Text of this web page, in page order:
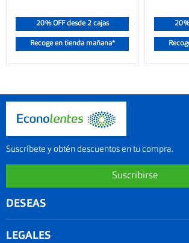
20% OFF desde 2 cajas
Recoge en tienda mañana*
Suscríbete y obtén descuentos en tu compra.
Suscribirse
DESEAS
LEGALES